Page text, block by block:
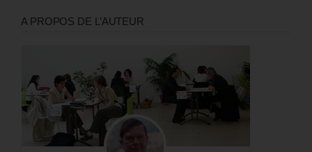
A PROPOS DE L’AUTEUR